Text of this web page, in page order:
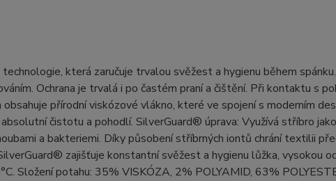
která zaručuje trvalou svěžest a hygienu během
Ochrana je trvalá i po častém praní a čištění. Při kontaktu s
přírodní viskózové vlákno, které ve spojení s moderním
čistotu a pohodlí. SilverGuard® úprava: Využívá stříbro
a bakteriemi. Díky působení stříbrných iontů chrání textilii
zajišťuje konstantní svěžest a hygienu lůžka, vysokou
Složení potahu: 35% VISKÓZA, 2% POLYAMID, 63%